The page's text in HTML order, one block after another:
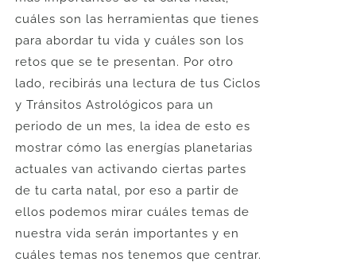
cuáles son las herramientas que tienes
para abordar tu vida y cuáles son los
retos que se te presentan. Por otro
lado, recibirás una lectura de tus Ciclos
y Tránsitos Astrológicos para un
periodo de un mes, la idea de esto es
mostrar cómo las energías planetarias
actuales van activando ciertas partes
de tu carta natal, por eso a partir de
ellos podemos mirar cuáles temas de
nuestra vida serán importantes y en
cuáles temas nos tenemos que centrar.